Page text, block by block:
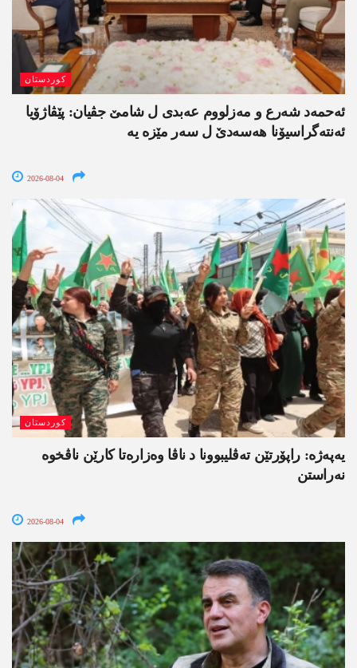
کوردستان
ئەحمەد شەرع و مەزلووم عەبدی ل شامێ جڤیان: پێڤاژۆیا
ئەنتەگراسیۆنا ھەسەدێ ل سەر مێزە یە
2026-08-04
کوردستان
یەپەژە: راپۆرتێن تەڤلیبوونا د ناڤا وەزارەتا کارێن ناڤخوە
نەراستن
2026-08-04